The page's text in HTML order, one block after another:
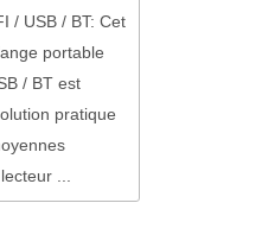
/ USB / BT: Cet
portable
/ BT est
pratique
...